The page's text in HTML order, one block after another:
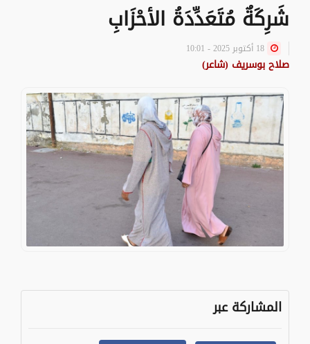
شَرِكَةٌ مُتَعَدِّدَةُ الأحْزَابِ
صلاح بوسريف (شاعر)
المشاركة عبر